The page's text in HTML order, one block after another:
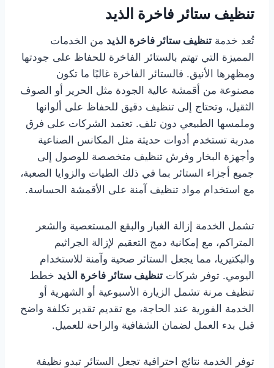
تنظيف ستائر فاخرة الذيد
تُعد خدمة تنظيف ستائر فاخرة الذيد من الخدمات
المميزة التي تهتم بالستائر الفاخرة للحفاظ على جودتها
ومظهرها الأنيق. فالستائر الفاخرة غالبًا ما تكون
مصنوعة من أقمشة عالية الجودة مثل الحرير أو الصوف
الثقيل، وتحتاج إلى تنظيف دقيق للحفاظ على ألوانها
وملمسها الطبيعي دون تلف. تعتمد الشركات على فرق
مدربة تستخدم أدوات حديثة مثل المكانس الصناعية
وأجهزة البخار وفرش تنظيف متخصصة للوصول إلى
جميع أجزاء الستائر بما في ذلك الطيات والزوايا الصعبة،
مع استخدام مواد تنظيف آمنة على الأقمشة الحساسة.
تشمل الخدمة إزالة الغبار والبقع المستعصية والشعر
المتراكم، مع إمكانية دمج التعقيم لإزالة الجراثيم
والبكتيريا، مما يجعل الستائر صحية وآمنة للاستخدام
اليومي. توفر شركات تنظيف ستائر فاخرة الذيد خطط
تنظيف مرنة تشمل الزيارة الأسبوعية أو الشهرية أو
الخدمة الفورية عند الحاجة، مع تقديم تقدير تكلفة واضح
قبل بدء العمل لضمان الشفافية والراحة للعميل.
توفر الخدمة نتائج احترافية تجعل الستائر تبدو نظيفة